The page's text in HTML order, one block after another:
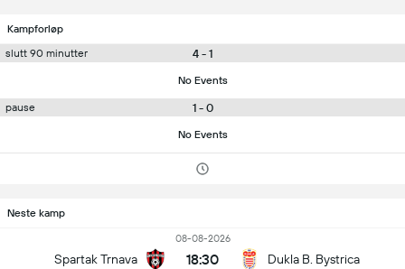
Kampforløp
slutt 90 minutter
4 - 1
No Events
pause 1 - 0
No Events
Neste kamp
Spartak Trnava
08-08-2026
18:30 Dukla B. Bystrica